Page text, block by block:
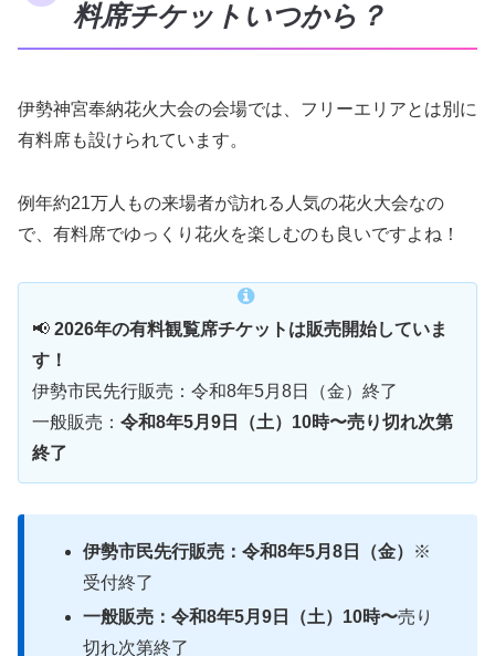
料席チケットいつから？
伊勢神宮奉納花火大会の会場では、フリーエリアとは別に
有料席も設けられています。
例年約21万人もの来場者が訪れる人気の花火大会なの
で、有料席でゆっくり花火を楽しむのも良いですよね！
📢 2026年の有料観覧席チケットは販売開始していま
す！
伊勢市民先行販売：令和8年5月8日（金）終了
一般販売： 令和8年5月9日（土）10時〜売り切れ次第
終了
伊勢市民先行販売：令和8年5月8日（金）
※
受付終了
一般販売：令和8年5月9日（土）10時〜売り
切れ次第終了